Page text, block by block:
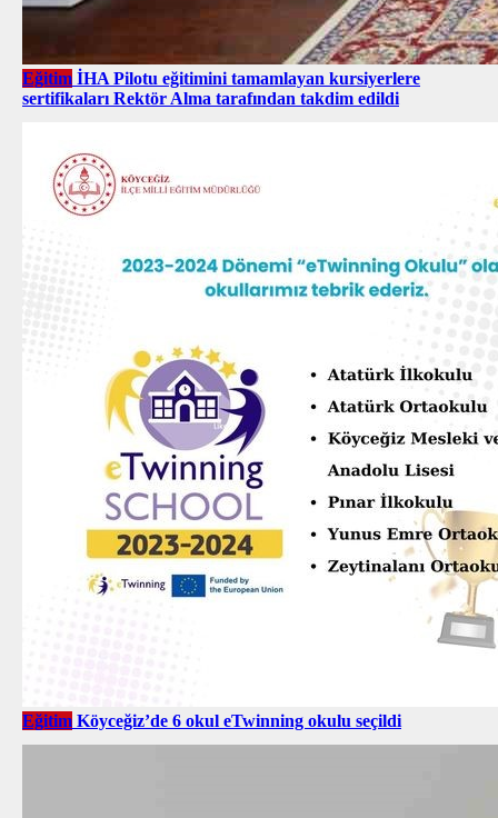
Eğitim İHA Pilotu eğitimini tamamlayan kursiyerlere
sertifikaları Rektör Alma tarafından takdim edildi
Eğitim Köyceğiz’de 6 okul eTwinning okulu seçildi